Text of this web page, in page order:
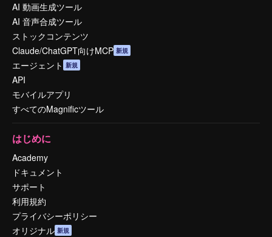
AI 動画生成ツール
AI 音声合成ツール
ストックコンテンツ
Claude/ChatGPT向けMCP 新規
エージェント 新規
API
モバイルアプリ
すべてのMagnificツール
はじめに
Academy
ドキュメント
サポート
利用規約
プライバシーポリシー
オリジナル 新規